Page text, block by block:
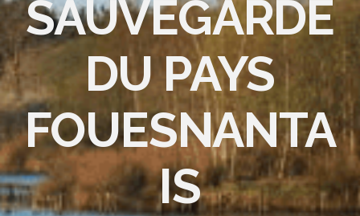
SAUVEGARDE
DU PAYS
FOUESNANTA
IS